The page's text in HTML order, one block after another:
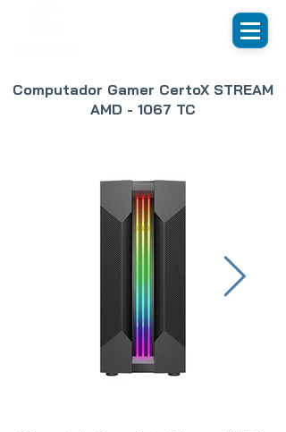
Computador Gamer CertoX STREAM
AMD - 1067 TC